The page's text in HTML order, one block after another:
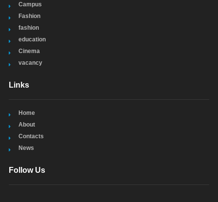
Campus
Fashion
fashion
education
Cinema
vacancy
Links
Home
About
Contacts
News
Follow Us